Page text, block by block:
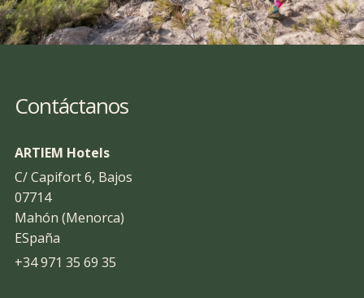
Contáctanos
ARTIEM Hotels
C/ Capifort 6, Bajos
07714
Mahón (Menorca)
ESpaña
+34 971 35 69 35